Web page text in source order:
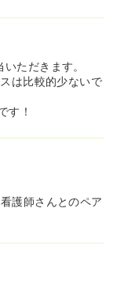
ただきます。
は比較的少ないで
す！
護師さんとのペア